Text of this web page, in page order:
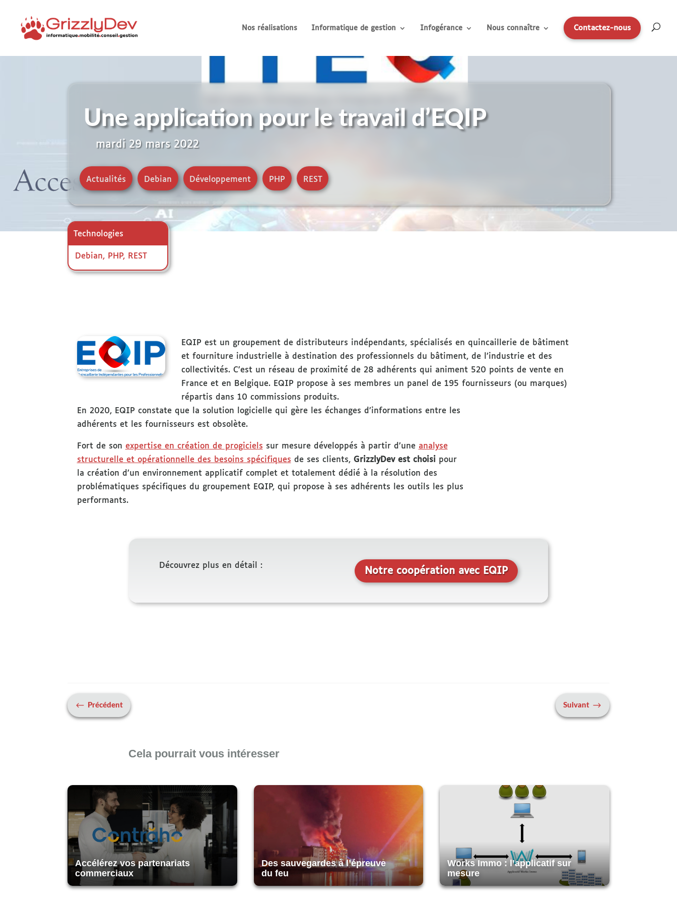
Nos réalisations Informatique de gestion Infogérance Nous connaître Contactez-nous
Une application pour le travail d’EQIP
mardi 29 mars 2022
Actualités Debian , Développement , PHP , REST
Debian, PHP, REST
EQIP est un groupement de distributeurs indépendants, spécialisés en quincaillerie de bâtiment
et fourniture industrielle à destination des professionnels du bâtiment, de l’industrie et des
collectivités. C’est un réseau de proximité de 28 adhérents qui animent 520 points de vente en
France et en Belgique. EQIP propose à ses membres un panel de 195 fournisseurs (ou marques)
répartis dans 10 commissions produits.
En 2020, EQIP constate que la solution logicielle qui gère les échanges d’informations entre les
adhérents et les fournisseurs est obsolète.
Fort de son expertise en création de progiciels sur mesure développés à partir d’une analyse
structurelle et opérationnelle des besoins spécifiques de ses clients, GrizzlyDev est choisi pour
la création d’un environnement applicatif complet et totalement dédié à la résolution des
problématiques spécifiques du groupement EQIP, qui propose à ses adhérents les outils les plus
performants.
Découvrez plus en détail : Notre coopération avec EQIP
# Précédent Suivant $
Cela pourrait vous intéresser
Accélérez vos partenariats
commerciaux
Des sauvegardes à l’épreuve
du feu
Works Immo : l’applicatif sur
mesure